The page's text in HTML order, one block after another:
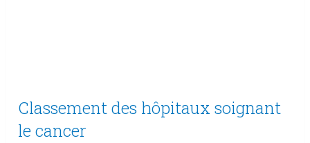
Classement des hôpitaux soignant
le cancer